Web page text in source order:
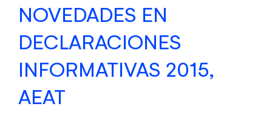
NOVEDADES EN
DECLARACIONES
INFORMATIVAS 2015,
AEAT